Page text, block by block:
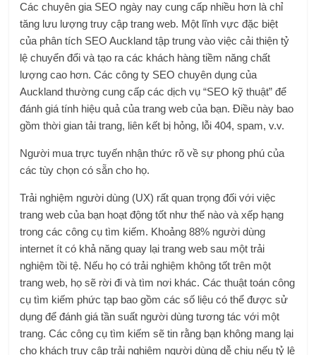
Các chuyên gia SEO ngày nay cung cấp nhiều hơn là chỉ
tăng lưu lượng truy cập trang web. Một lĩnh vực đặc biệt
của phân tích SEO Auckland tập trung vào việc cải thiện tỷ
lệ chuyển đổi và tạo ra các khách hàng tiềm năng chất
lượng cao hơn. Các công ty SEO chuyên dụng của
Auckland thường cung cấp các dịch vụ “SEO kỹ thuật” để
đánh giá tính hiệu quả của trang web của bạn. Điều này bao
gồm thời gian tải trang, liên kết bị hỏng, lỗi 404, spam, v.v.
Người mua trực tuyến nhận thức rõ về sự phong phú của
các tùy chọn có sẵn cho họ.
Trải nghiệm người dùng (UX) rất quan trọng đối với việc
trang web của bạn hoạt động tốt như thế nào và xếp hạng
trong các công cụ tìm kiếm. Khoảng 88% người dùng
internet ít có khả năng quay lại trang web sau một trải
nghiệm tồi tệ. Nếu họ có trải nghiệm không tốt trên một
trang web, họ sẽ rời đi và tìm nơi khác. Các thuật toán công
cụ tìm kiếm phức tạp bao gồm các số liệu có thể được sử
dụng để đánh giá tần suất người dùng tương tác với một
trang. Các công cụ tìm kiếm sẽ tin rằng bạn không mang lại
cho khách truy cập trải nghiệm người dùng dễ chịu nếu tỷ lệ